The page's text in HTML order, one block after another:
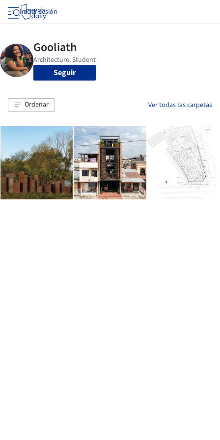
Iniciar sesión
Seguir
Ordenar Ver todas las carpetas